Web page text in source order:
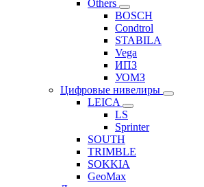
Others
BOSCH
Condtrol
STABILA
Vega
ИПЗ
УОМЗ
Цифровые нивелиры
LEICA
LS
Sprinter
SOUTH
TRIMBLE
SOKKIA
GeoMax